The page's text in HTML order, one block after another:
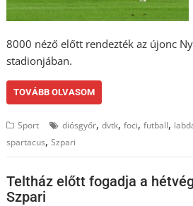
8000 néző előtt rendezték az újonc
stadionjában.
TOVÁBB OLVASOM
Sport diósgyőr,dvtk,foci,futball,
spartacus,Szpari
Teltház előtt fogadja a
Szpari